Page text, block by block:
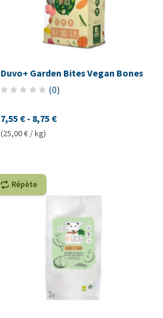
Duvo+ Garden Bites Vegan Bones
(0)
7,55 €- 8,75 €
(25,00 € / kg)
Répète